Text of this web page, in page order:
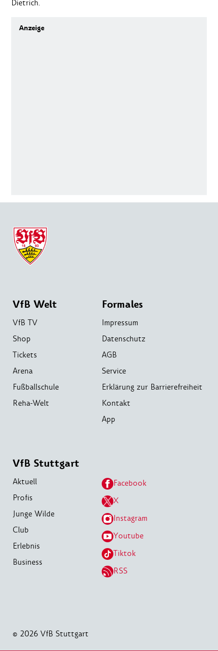
Dietrich.
VfB Welt
VfB TV
Shop
Tickets
Arena
Fußballschule
Reha-Welt
Formales
Impressum
Datenschutz
AGB
Service
Erklärung zur Barrierefreiheit
Kontakt
App
VfB Stuttgart
Aktuell
Profis
Junge Wilde
Club
Erlebnis
Business
Facebook
X
Instagram
Youtube
Tiktok
RSS
© 2026 VfB Stuttgart